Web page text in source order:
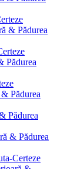
& Pădurea
Pădurea
Pădurea
Pădurea
& Pădurea
Certeze